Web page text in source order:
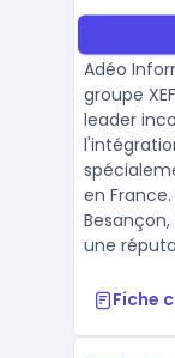
Adéo
groupe
leader
en
une
Fiche